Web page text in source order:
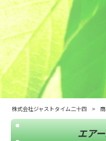
株式会社ジャストタイム二十四 >
エア